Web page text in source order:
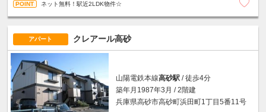
ネット無料！駅近2LDK物件☆
アパート クレアール高砂
山陽電鉄本線高砂駅 / 徒歩4分
築年月1987年3月 / 2階建
兵庫県高砂市高砂町浜田町1丁目5番11号